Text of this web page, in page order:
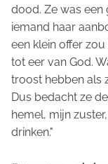
dood. Ze was een
iemand haar
een klein offer
tot eer van God.
troost hebben als
Dus bedacht ze
hemel, mijn
drinken."